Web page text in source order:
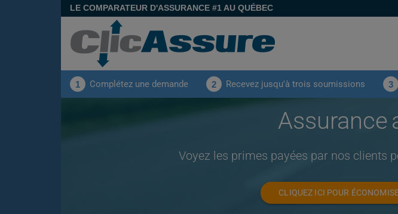
LE COMPARATEUR D'ASSURANCE #1 AU QUÉBEC
1 Complétez une demande 2 Recevez jusqu'à trois soumissions 3
Assurance
Voyez les primes payées par nos clients
CLIQUEZ ICI POUR